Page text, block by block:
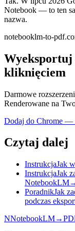
Notebook — to ten
nazwa.
notebooklm-to-
kliknięciem
Darmowe
Renderowane na
Dodaj do Chrome —
Czytaj dalej
InstrukcjaJak
InstrukcjaJak
NotebookLM
PoradnikJak
podczas
NNotebookLM→